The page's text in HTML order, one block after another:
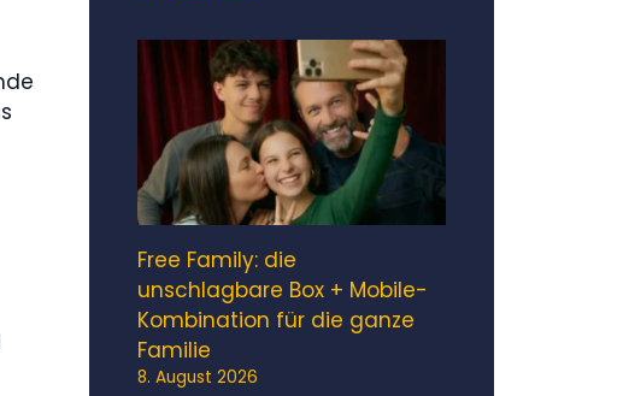
Free Family: die
unschlagbare Box + Mobile-
Kombination für die ganze
Familie
8. August 2026